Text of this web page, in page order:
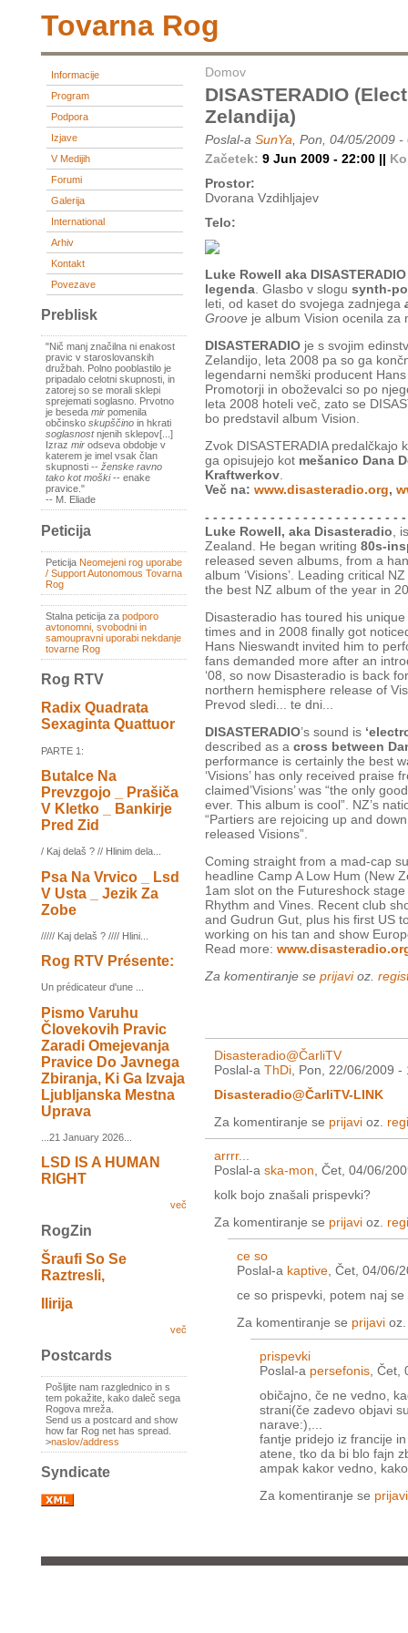
Tovarna Rog
Informacije
Program
Podpora
Izjave
V Medijih
Forumi
Galerija
International
Arhiv
Kontakt
Povezave
Preblisk
"Nič manj značilna ni enakost
pravic v staroslovanskih
družbah. Polno pooblastilo je
pripadalo celotni skupnosti, in
zatorej so se morali sklepi
sprejemati soglasno. Prvotno
je beseda mir pomenila
občinsko skupščino in hkrati
soglasnostnjenih sklepov[...]
Izraz mir odseva obdobje v
katerem je imel vsak član
skupnosti -- ženske ravno
tako kot moški-- enake
pravice."
-- M. Eliade
Peticija
Peticija Neomejeni rog uporabe
/ Support Autonomous Tovarna
Rog
Stalna peticija za podporo
avtonomni, svobodni in
samoupravni uporabi nekdanje
tovarne Rog
Rog RTV
Radix Quadrata
Sexaginta Quattuor
PARTE 1:
Butalce Na
Prevzgojo _ Prašiča
V Kletko _ Bankirje
Pred Zid
/ Kaj delaš ? // Hlinim dela...
Psa Na Vrvico _ Lsd
V Usta _ Jezik Za
Zobe
///// Kaj delaš ? //// Hlini...
Rog RTV Présente:
Un prédicateur d'une ...
Pismo Varuhu
Človekovih Pravic
Zaradi Omejevanja
Pravice Do Javnega
Zbiranja, Ki Ga Izvaja
Ljubljanska Mestna
Uprava
...21 January 2026...
LSD IS A HUMAN
RIGHT
več
RogZin
Šraufi So Se
Raztresli,
Ilirija
več
Postcards
Pošljite nam razglednico in s
tem pokažite, kako daleč sega
Rogova mreža.
Send us a postcard and show
how far Rog net has spread.
>naslov/address
Syndicate
Domov
DISASTERADIO
Zelandija)
Poslal-a SunYa , Pon, 04/05/2009
Začetek: 9 Jun 2009 - 22:00 ||
Prostor:
Dvorana Vzdihljajev
Telo:
Luke Rowell aka DISASTERADIO
legenda. Glasbo v slogu synth-
leti, od kaset do svojega zadnjega
Groove je album Vision ocenila za
DISASTERADIO je s svojim
Zelandijo, leta 2008 pa so ga
legendarni nemški producent
Promotorji in oboževalci so po
leta 2008 hoteli več, zato se
bo predstavil album Vision.
Zvok DISASTERADIA predalčkajo
ga opisujejo kot mešanico Dana
Kraftwerkov.
Več na: www.disasteradio.org,
- - - - - - - - - - - - - - - - - - - - - - - -
Luke Rowell, aka Disasteradio,
Zealand. He began writing 80s-
released seven albums, from a
album ‘Visions’. Leading critical
the best NZ album of the year in
Disasteradio has toured his
times and in 2008 finally got
Hans Nieswandt invited him to
fans demanded more after an
‘08, so now Disasteradio is back
northern hemisphere release of
Prevod sledi... te dni...
DISASTERADIO’s sound is
described as a cross between
performance is certainly the best
‘Visions’ has only received praise
claimed’Visions’ was “the only
ever. This album is cool”. NZ’s
“Partiers are rejoicing up and
released Visions”.
Coming straight from a mad-cap
headline Camp A Low Hum (New
1am slot on the Futureshock
Rhythm and Vines. Recent club
and Gudrun Gut, plus his first US
working on his tan and show
Read more:
Za komentiranje se prijavioz.
Disasteradio@ČarliTV
Poslal-a ThDi, Pon, 22/06/2009 -
Disasteradio@ČarliTV-LINK
Za komentiranje se prijavi oz.
arrrr...
Poslal-a ska-mon, Čet, 04/06/
kolk bojo znašali prispevki?
Za komentiranje se prijavi oz.
ce so
Poslal-a kaptive, Čet, 04/06/
ce so prispevki, potem naj
Za komentiranje se prijavi
prispevki
Poslal-a persefonis, Čet,
običajno, če ne vedno,
strani(če zadevo objavi
narave:),...
fantje pridejo iz francije
atene, tko da bi blo fajn
ampak kakor vedno,
Za komentiranje se prijavi